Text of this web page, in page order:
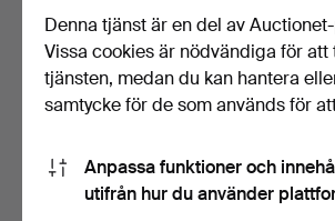
STAKET, 6 sektioner, smide,
1940-tal.
Svenskt
Denna tjänst är en del av
Vissa cookies är nödvändiga för
tjänsten, medan du kan hantera
samtycke för de som används för
Anpassa funktioner och
utifrån hur du använder